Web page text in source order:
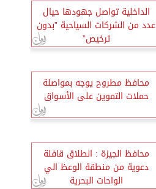
الداخلية تواصل جهودها حيال
عدد من الشركات السياحية ”بدون
ترخيص”
محافظ مطروح يوجه بمواصلة
حملات التموين على الأسواق
محافظ الجيزة : انطلاق قافلة
دعوية من منطقة الوعظ الي
الواحات البحرية